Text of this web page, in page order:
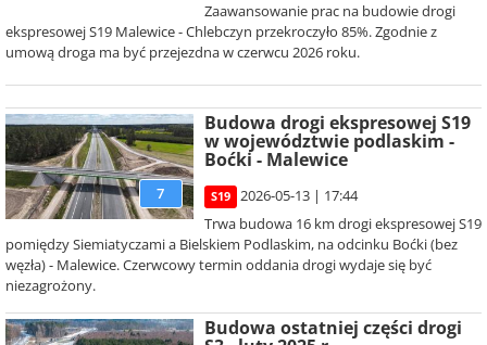
Zaawansowanie prac na budowie drogi
ekspresowej S19 Malewice - Chlebczyn przekroczyło 85%. Zgodnie z
umową droga ma być przejezdna w czerwcu 2026 roku.
7
Budowa drogi ekspresowej S19
w województwie podlaskim -
Boćki - Malewice
S19
2026-05-13 | 17:44
Trwa budowa 16 km drogi ekspresowej S19
pomiędzy Siemiatyczami a Bielskiem Podlaskim, na odcinku Boćki (bez
węzła) - Malewice. Czerwcowy termin oddania drogi wydaje się być
niezagrożony.
Budowa ostatniej części drogi